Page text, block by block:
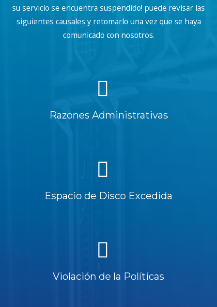
su servicio se encuentra suspendido! puede revisar las
siguientes causales y retomarlo una vez que se haya
comunicado con nosotros.
Razones Administrativas
Espacio de Disco Excedida
Violación de la Políticas